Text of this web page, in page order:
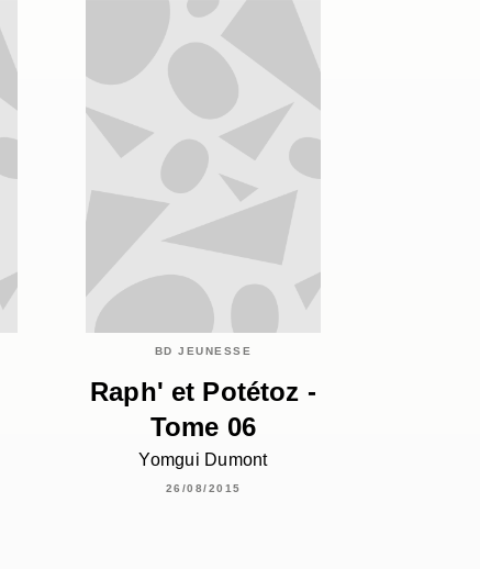
BD JEUNESSE
Raph' et Potétoz -
Tome 06
Yomgui Dumont
26/08/2015